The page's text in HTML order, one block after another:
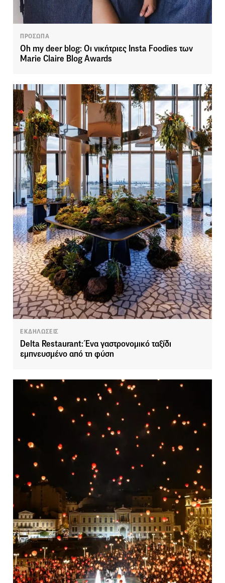
ΠΡΟΣΩΠΑ
Oh my deer blog: Οι νικήτριες Insta Foodies των
Marie Claire Blog Awards
ΕΚΔΗΛΩΣΕΙΣ
Delta Restaurant: Ένα γαστρονομικό ταξίδι
εμπνευσμένο από τη φύση